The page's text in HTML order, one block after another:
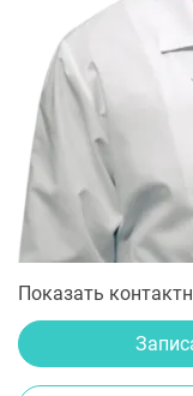
Показать